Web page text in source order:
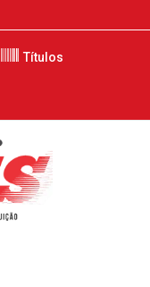
Títulos